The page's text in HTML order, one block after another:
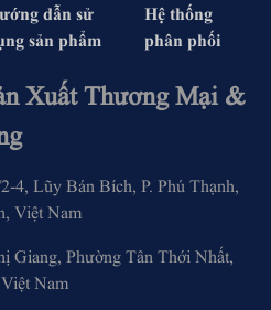
dẫn sử
sản phẩm
Hệ thống
phân phối
Xuất Thương Mại &
Lũy Bán Bích, P. Phú Thạnh,
Việt Nam
Giang, Phường Tân Thới Nhất,
Nam